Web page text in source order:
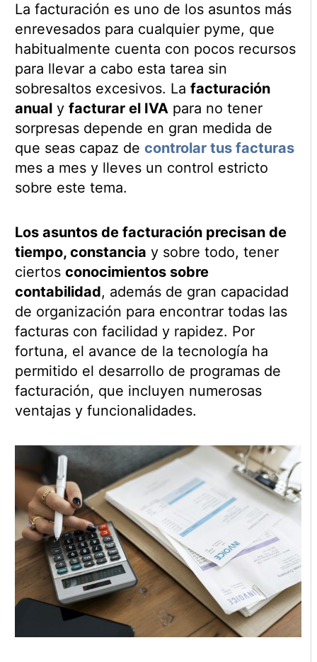
La facturación es uno de los asuntos más
enrevesados para cualquier pyme, que
habitualmente cuenta con pocos recursos
para llevar a cabo esta tarea sin
sobresaltos excesivos. La facturación
anualy facturar el IVApara no tener
sorpresas depende en gran medida de
que seas capaz de controlar tus facturas
mes a mes y lleves un control estricto
sobre este tema.
Los asuntos de facturación precisan de
tiempo, constancia y sobre todo, tener
ciertos conocimientos sobre
contabilidad, además de gran capacidad
de organización para encontrar todas las
facturas con facilidad y rapidez. Por
fortuna, el avance de la tecnología ha
permitido el desarrollo de programas de
facturación, que incluyen numerosas
ventajas y funcionalidades.